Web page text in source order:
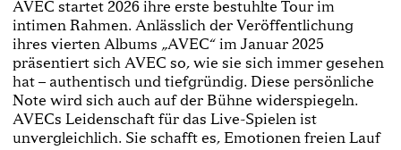
AVEC startet 2026 ihre erste bestuhlte Tour im
intimen Rahmen. Anlässlich der Veröffentlichung
ihres vierten Albums „AVEC“ im Januar 2025
präsentiert sich AVEC so, wie sie sich immer gesehen
hat – authentisch und tiefgründig. Diese persönliche
Note wird sich auch auf der Bühne widerspiegeln.
AVECs Leidenschaft für das Live-Spielen ist
unvergleichlich. Sie schafft es, Emotionen freien Lauf